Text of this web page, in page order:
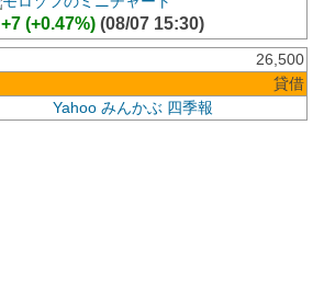
+7 (+0.47%)(08/07 15:30)
26,500
貸借
Yahoo みんかぶ 四季報